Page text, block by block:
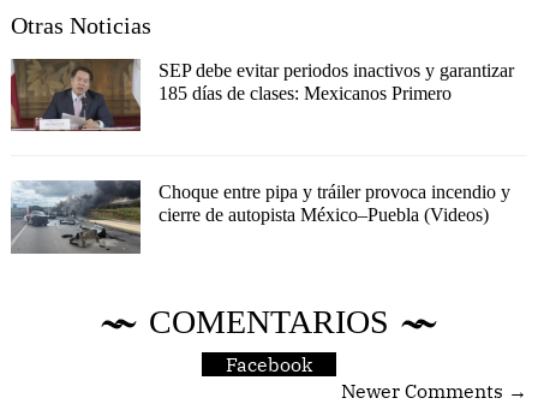
Otras Noticias
SEP debe evitar periodos inactivos y garantizar
185 días de clases: Mexicanos Primero
Choque entre pipa y tráiler provoca incendio y
cierre de autopista México–Puebla (Videos)
COMENTARIOS
Facebook
Newer Comments →